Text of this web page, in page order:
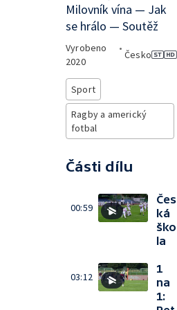
Milovník vína — Jak
se hrálo — Soutěž
Vyrobeno
2020
•
Česko
Sport
Ragby a americký
fotbal
Části dílu
00:59
Čes
ká
ško
la
03:12
1
na
1: